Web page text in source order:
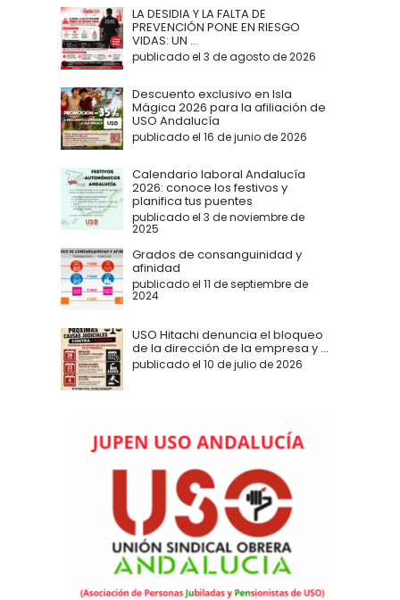
LA DESIDIA Y LA FALTA DE
PREVENCIÓN PONE EN RIESGO
VIDAS: UN ...
publicado el 3 de agosto de 2026
Descuento exclusivo en Isla
Mágica 2026 para la afiliación de
USO Andalucía
publicado el 16 de junio de 2026
Calendario laboral Andalucía
2026: conoce los festivos y
planifica tus puentes
publicado el 3 de noviembre de
2025
Grados de consanguinidad y
afinidad
publicado el 11 de septiembre de
2024
USO Hitachi denuncia el bloqueo
de la dirección de la empresa y ...
publicado el 10 de julio de 2026